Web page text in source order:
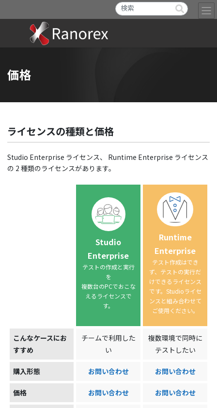
価格
ライセンスの種類と価格
Studio Enterprise ライセンス、 Runtime Enterprise ライセンス
の 2 種類のライセンスがあります。
Studio
Enterprise
テストの作成と実行
を
複数台のPCでおこな
えるライセンスで
す。
Runtime
Enterprise
テスト作成はでき
ず、テストの実行だ
けできるライセンス
です。Studioライセ
ンスと組み合わせて
ご使用ください。
こんなケースにお
すすめ
チームで利用した
い
複数環境で同時に
テストしたい
購入形態 お問い合わせ お問い合わせ
価格 お問い合わせ お問い合わせ